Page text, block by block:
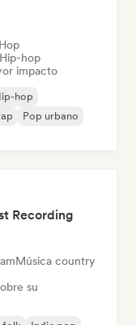
Hip-hop
impacto
hop
Pop urbano
Recording
Música country
su